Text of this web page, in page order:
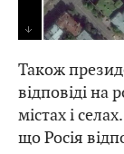
Також
відповіді на
містах і
що Росія